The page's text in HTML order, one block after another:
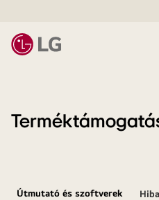
Útmutató és szoftverek